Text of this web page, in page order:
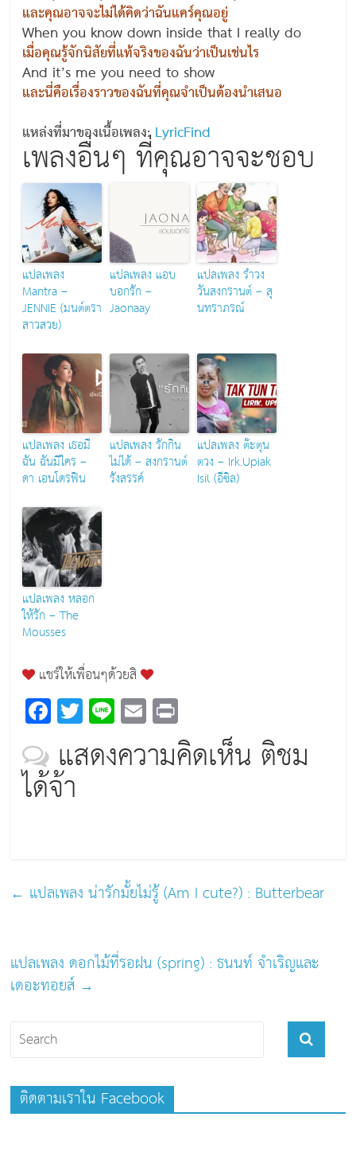
และคุณอาจจะไม่ได้คิดว่าฉันแคร์คุณอยู่
When you know down inside that I really do
เมื่อคุณรู้จักนิสัยที่แท้จริงของฉันว่าเป็นเช่นไร
And it’s me you need to show
และนี่คือเรื่องราวของฉันที่คุณจำเป็นต้องนำเสนอ
แหล่งที่มาของเนื้อเพลง:LyricFind
เพลงอื่นๆ ที่คุณอาจจะชอบ
แปลเพลง
Mantra –
JENNIE (มนต์ตรา
สาวสวย)
แปลเพลง แอบ
บอกรัก –
Jaonaay
แปลเพลง รำวง
วันสงกรานต์ – สุ
นทราภรณ์
แปลเพลง เธอมี
ฉัน ฉันมีใคร –
ดา เอนโดรฟิน
แปลเพลง รักกิน
ไม่ได้ – สงกรานต์
รังสรรค์
แปลเพลง ต๊ะตุน
ตวง – Irk.Upiak
Isil (อีซิล)
แปลเพลง หลอก
ให้รัก – The
Mousses
แชร์ให้เพื่อนๆด้วยสิ
F
a
c
e
b
k
T
wi
tt
Li
n
e
E
m
ai
in
t
แสดงความคิดเห็น ติชม
ได้จ้า
← แปลเพลง น่ารักมั้ยไม่รู้ (Am I cute?) : Butterbear
แปลเพลง ดอกไม้ที่รอฝน (spring) : ธนนท์ จำเริญและ
เดอะทอยส์ →
ติดตามเราใน Facebook